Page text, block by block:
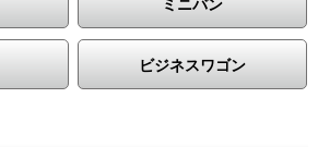
ビジネスワゴン